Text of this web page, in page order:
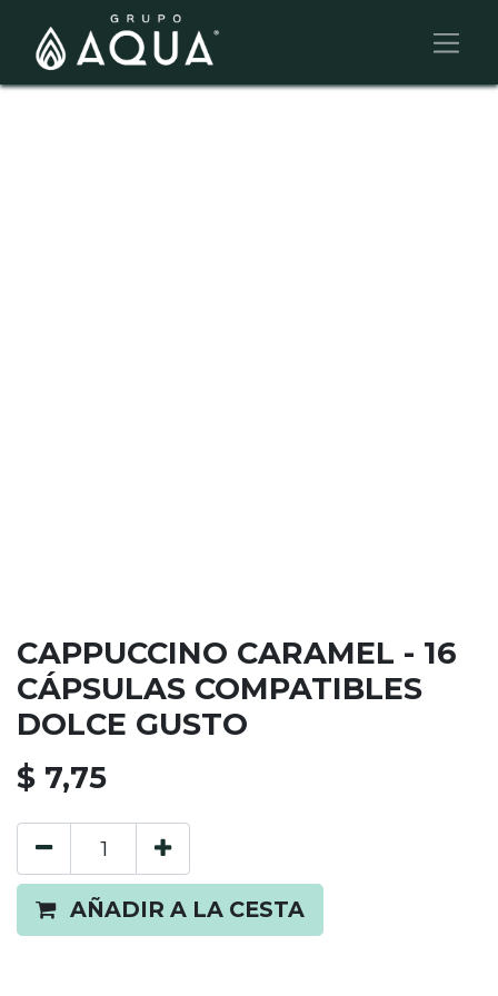
CAPPUCCINO CARAMEL - 16
CÁPSULAS COMPATIBLES
DOLCE GUSTO
$ 7,75
AÑADIR A LA CESTA